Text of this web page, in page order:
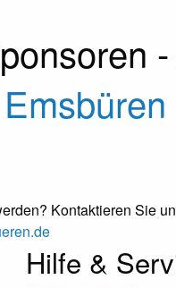
-
Kontaktieren Sie
Hilfe &